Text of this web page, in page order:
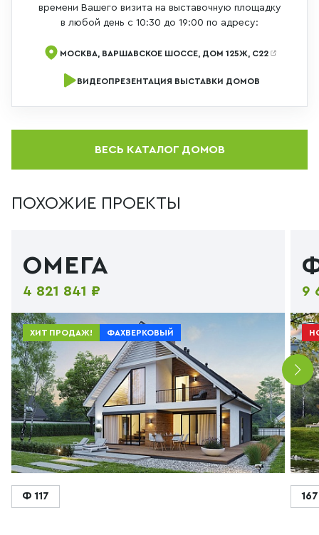
времени Вашего визита на выставочную площадку
в любой день с 10:30 до 19:00 по адресу:
МОСКВА, ВАРШАВСКОЕ ШОССЕ, ДОМ 125Ж, С22
ВИДЕОПРЕЗЕНТАЦИЯ ВЫСТАВКИ ДОМОВ
ВЕСЬ КАТАЛОГ ДОМОВ
ПОХОЖИЕ ПРОЕКТЫ
ОМЕГА
4 821 841 ₽
ХИТ ПРОДАЖ! ФАХВЕРКОВЫЙ
Ф 117
9
167